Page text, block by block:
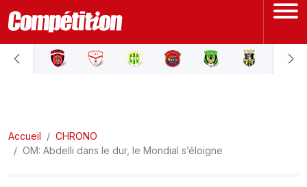
ACCUEIL
LIGUE 2
Accueil
CHRONO
OM: Abdelli dans le dur, le Mondial s’éloigne